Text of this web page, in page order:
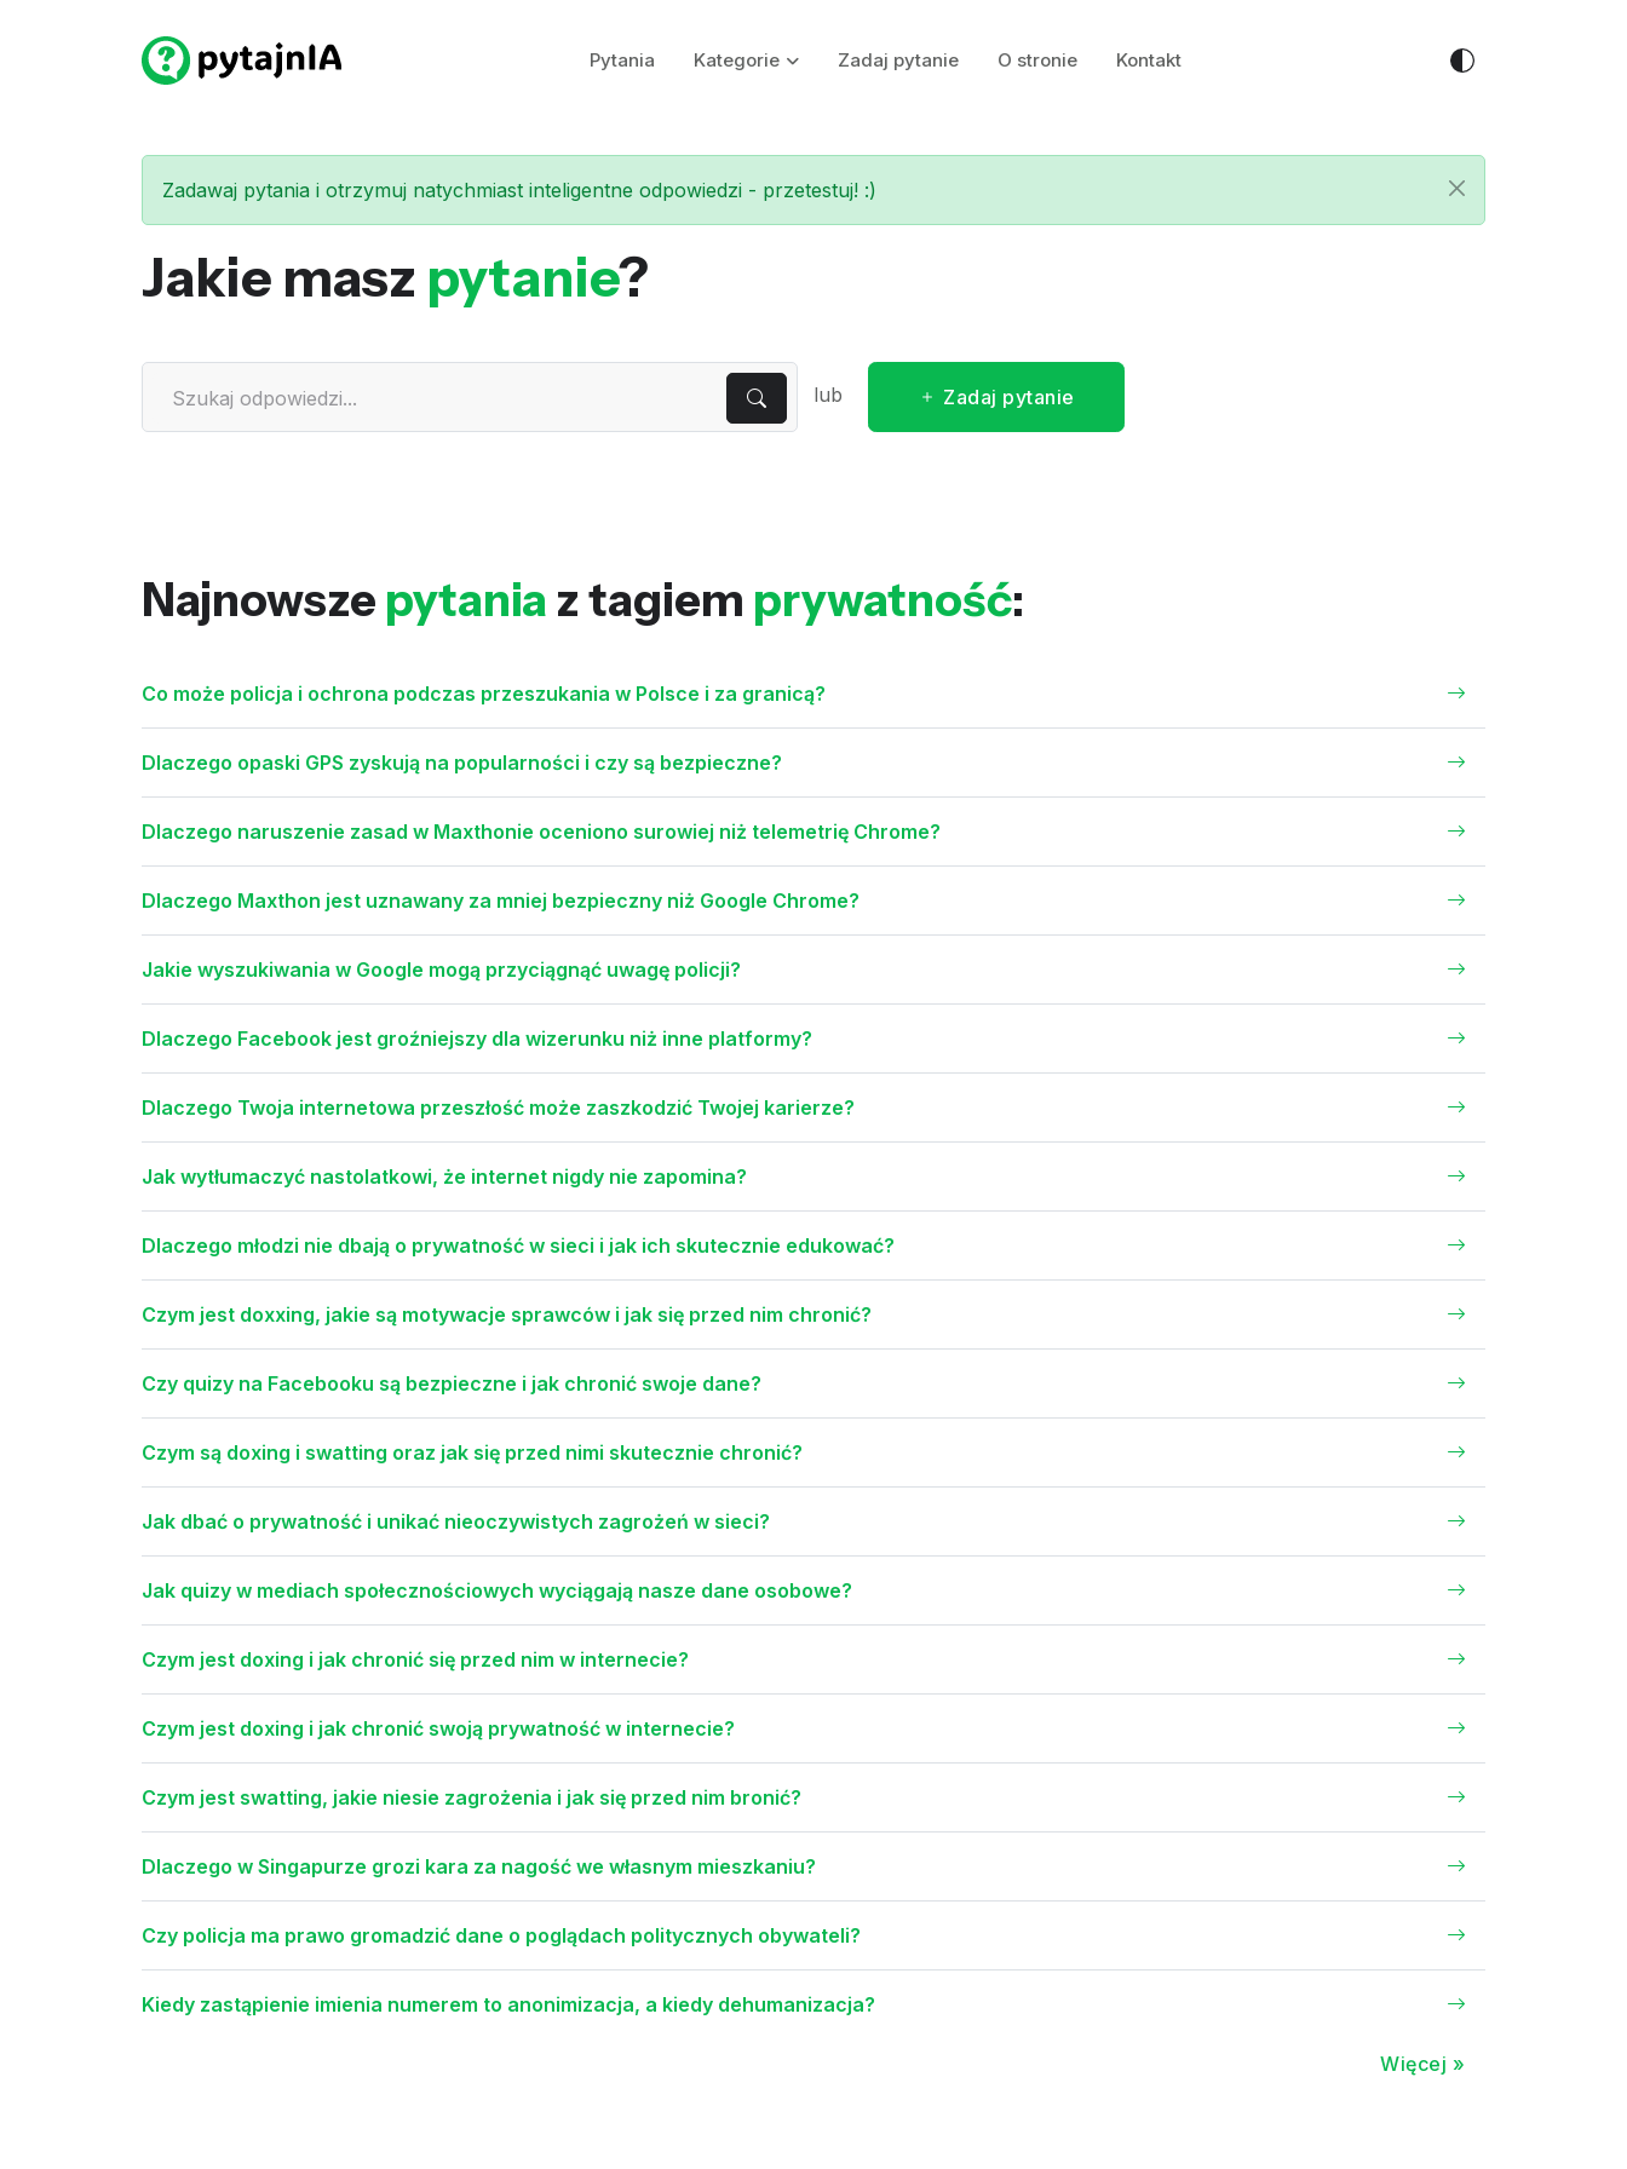
Pytania Kategorie Zadaj pytanie O stronie Kontakt
Zadawaj pytania i otrzymuj natychmiast inteligentne odpowiedzi - przetestuj! :)
Jakie masz pytanie?
lub Zadaj pytanie
Najnowsze pytania z tagiem prywatność:
Co może policja i ochrona podczas przeszukania w Polsce i za granicą?
Dlaczego opaski GPS zyskują na popularności i czy są bezpieczne?
Dlaczego naruszenie zasad w Maxthonie oceniono surowiej niż telemetrię Chrome?
Dlaczego Maxthon jest uznawany za mniej bezpieczny niż Google Chrome?
Jakie wyszukiwania w Google mogą przyciągnąć uwagę policji?
Dlaczego Facebook jest groźniejszy dla wizerunku niż inne platformy?
Dlaczego Twoja internetowa przeszłość może zaszkodzić Twojej karierze?
Jak wytłumaczyć nastolatkowi, że internet nigdy nie zapomina?
Dlaczego młodzi nie dbają o prywatność w sieci i jak ich skutecznie edukować?
Czym jest doxxing, jakie są motywacje sprawców i jak się przed nim chronić?
Czy quizy na Facebooku są bezpieczne i jak chronić swoje dane?
Czym są doxing i swatting oraz jak się przed nimi skutecznie chronić?
Jak dbać o prywatność i unikać nieoczywistych zagrożeń w sieci?
Jak quizy w mediach społecznościowych wyciągają nasze dane osobowe?
Czym jest doxing i jak chronić się przed nim w internecie?
Czym jest doxing i jak chronić swoją prywatność w internecie?
Czym jest swatting, jakie niesie zagrożenia i jak się przed nim bronić?
Dlaczego w Singapurze grozi kara za nagość we własnym mieszkaniu?
Czy policja ma prawo gromadzić dane o poglądach politycznych obywateli?
Kiedy zastąpienie imienia numerem to anonimizacja, a kiedy dehumanizacja?
Więcej »